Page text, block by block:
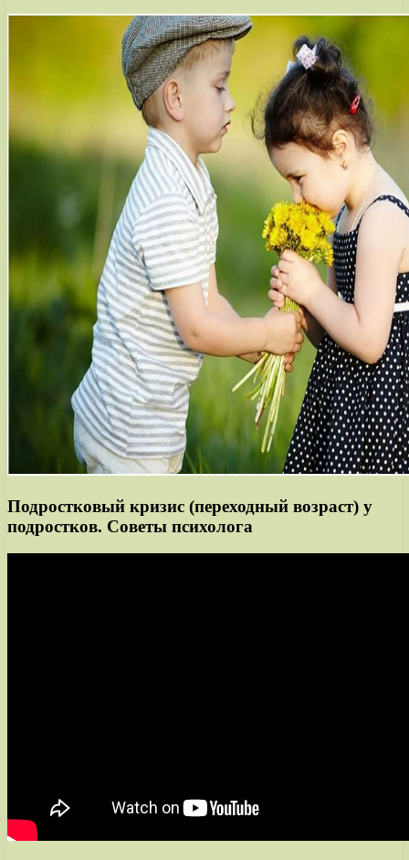
Подростковый кризис (переходный возраст) у
подростков. Советы психолога